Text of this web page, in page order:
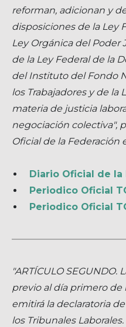
reforman, adicionan y
disposiciones de la Ley
Ley Orgánica del Poder
de la Ley Federal de la
del Instituto del Fondo
los Trabajadores y de la
materia de justicia
negociación colectiva",
Oficial de la Federación
Diario Oficial de la
Periodico Oficial
Periodico Oficial
"ARTÍCULO SEGUNDO.
previo al día primero
emitirá la declaratoria
los Tribunales